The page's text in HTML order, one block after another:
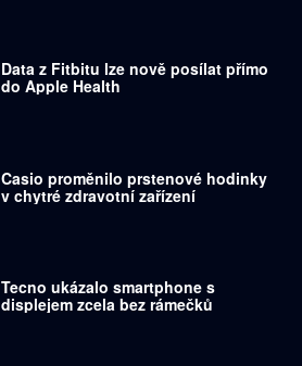
Data z Fitbitu lze nově posílat přímo
do Apple Health
Casio proměnilo prstenové hodinky
v chytré zdravotní zařízení
Tecno ukázalo smartphone s
displejem zcela bez rámečků